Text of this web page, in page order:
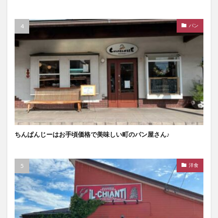
パン
ちんぱんじーはお手頃価格で美味しい町のパン屋さん♪
洋食